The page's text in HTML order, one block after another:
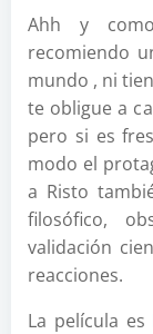
Ahh y
recomiendo
mundo , ni
te obligue a
pero si es
modo el
a Risto
filosófico,
validación
reacciones.
La película es